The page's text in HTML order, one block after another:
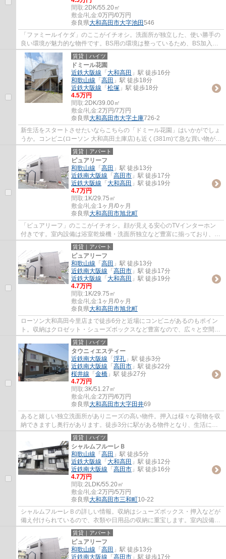
間取:2DK/55.20㎡
敷金/礼金:0万円/0万円
奈良県大和高田市大字池田546
「ファミールイケダ」のここがイチオシ。洗面所が独立した、使い勝手の
良い環境が魅力的な物件です。BS用の環境は整っているため、BS加入後
すぐに視聴できます。住みやすい環境が嬉し...
賃貸｜ハイツ
ドミール花園
近鉄大阪線 「 大和高田 」駅 徒歩16分
和歌山線 「 高田 」駅 徒歩18分
近鉄大阪線 「 松塚 」駅 徒歩18分
4.5万円
間取:2DK/39.00㎡
敷金/礼金:2万円/7万円
奈良県大和高田市大字土庫726-2
新生活をスタートさせたいならこちらの「ドミール花園」はいかがでしょ
うか。コンビニ(ローソン 大和高田土庫店)も近く(381m)て急な買い物があ
った時にも便利です。大和高田市エリアの...
賃貸｜アパート
ピュアリーフ
和歌山線 「 高田 」駅 徒歩13分
近鉄南大阪線 「 高田市 」駅 徒歩17分
近鉄大阪線 「 大和高田 」駅 徒歩19分
4.7万円
間取:1K/29.75㎡
敷金/礼金:1ヶ月/0ヶ月
奈良県大和高田市旭北町
「ピュアリーフ」のここがイチオシ。顔が見える安心のTVインターホン
付きです。室内設備は浴室乾燥機・洗面所独立など豊富に揃っており、過
ごしやすいお部屋になっております。敷地内...
賃貸｜アパート
ピュアリーフ
和歌山線 「 高田 」駅 徒歩13分
近鉄南大阪線 「 高田市 」駅 徒歩17分
近鉄大阪線 「 大和高田 」駅 徒歩19分
4.7万円
間取:1K/29.75㎡
敷金/礼金:1ヶ月/0ヶ月
奈良県大和高田市旭北町
ローソン大和高田今里店まで徒歩6分と近場にコンビニがあるのもポイン
ト。収納はクロゼット・シューズボックスなど豊富なので、広々と空間を
利用することも可能です。広さはなんと29.7...
賃貸｜ハイツ
タウニィエスティー
近鉄南大阪線 「 浮孔 」駅 徒歩3分
近鉄南大阪線 「 高田市 」駅 徒歩22分
桜井線 「 金橋 」駅 徒歩27分
4.7万円
間取:3K/51.27㎡
敷金/礼金:2万円/6万円
奈良県大和高田市大字田井69
あると嬉しい独立洗面所がありニーズの高い物件。押入は様々な荷物を収
納できますし奥行があります。徒歩3分に駅がある物件となり、生活に不
便を感じません。来客の際も安心な、バスト...
賃貸｜ハイツ
シャルムフルーレＢ
和歌山線 「 高田 」駅 徒歩5分
近鉄大阪線 「 大和高田 」駅 徒歩12分
近鉄南大阪線 「 高田市 」駅 徒歩16分
4.7万円
間取:2LDK/55.20㎡
敷金/礼金:2万円/5万円
奈良県大和高田市三和町10-22
シャルムフルーレＢの詳しい情報。収納はシューズボックス・押入などが
備え付けられているので、衣類や日用品の収納に重宝します。室内設備は
追い焚き・BSなど豊富に揃っており、過ご...
賃貸｜アパート
ピュアリーフ
和歌山線 「 高田 」駅 徒歩13分
近鉄南大阪線 「 高田市 」駅 徒歩17分